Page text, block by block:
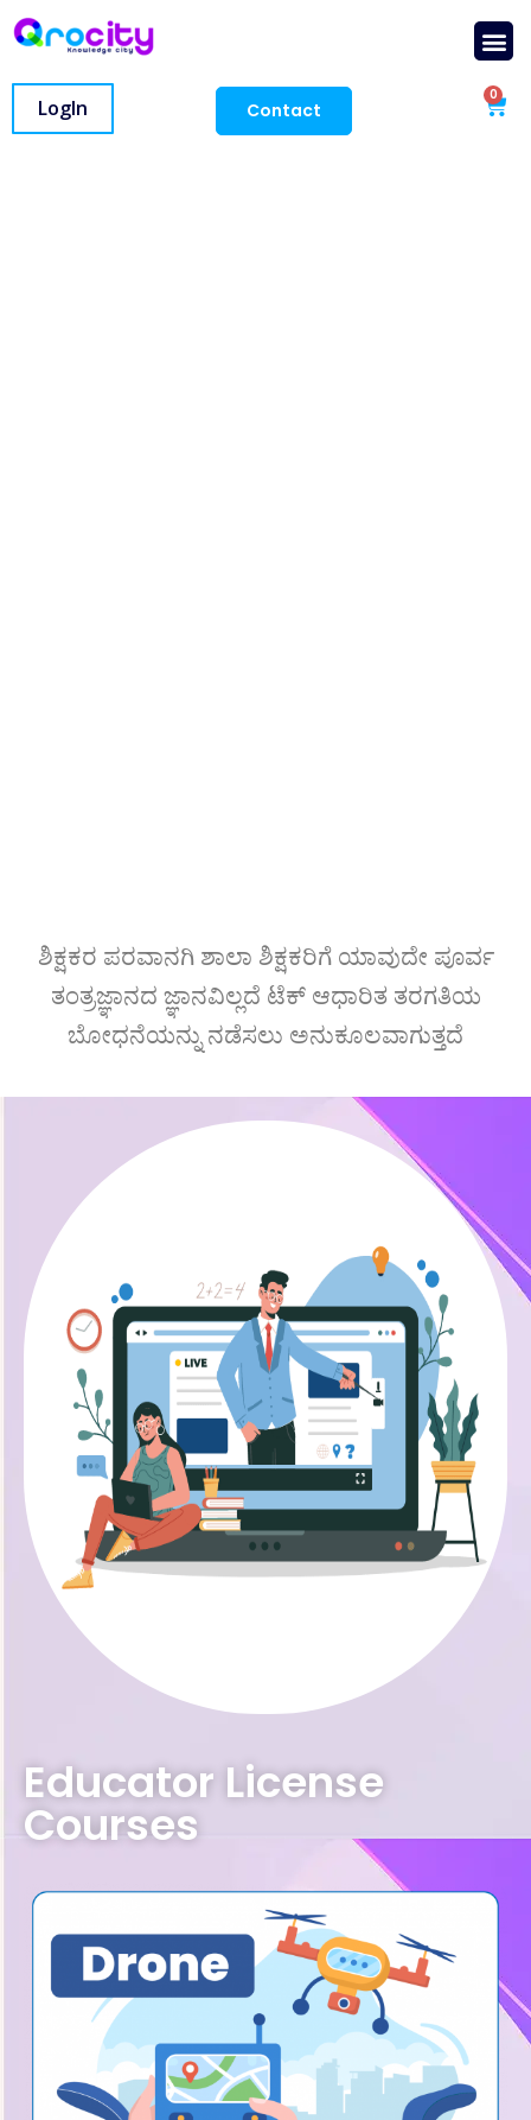
LogIn Contact
0
ಶಿಕ್ಷಕರ ಪರವಾನಗಿ ಶಾಲಾ ಶಿಕ್ಷಕರಿಗೆ ಯಾವುದೇ ಪೂರ್ವ
ತಂತ್ರಜ್ಞಾನದ ಜ್ಞಾನವಿಲ್ಲದೆ ಟೆಕ್ ಆಧಾರಿತ ತರಗತಿಯ
ಬೋಧನೆಯನ್ನು ನಡೆಸಲು ಅನುಕೂಲವಾಗುತ್ತದೆ
Educator License
Courses